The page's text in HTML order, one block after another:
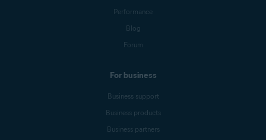
Performance
Blog
Forum
For business
Business support
Business products
Business partners